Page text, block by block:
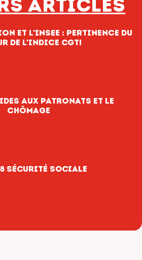
articles
et l’INSEE : pertinence du
de l’indice CGT!
aux patronats et le
chômage
SÉCURITÉ SOCIALE